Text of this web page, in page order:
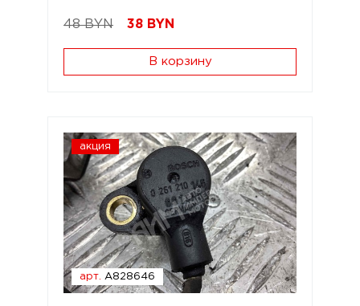
48 BYN 38 BYN
В корзину
акция
арт. A828646